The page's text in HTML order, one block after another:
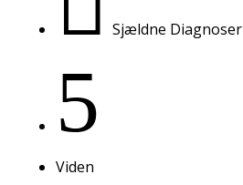
Sjældne Diagnoser
5
Viden